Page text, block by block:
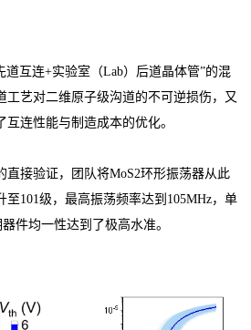
互连+实验室（Lab）后道晶体管”的混
工艺对二维原子级沟道的不可逆损伤，又
连性能与制造成本的优化。
接验证，团队将MoS2环形振荡器从此
至101级，最高振荡频率达到105MHz，单
件均一性达到了极高水准。